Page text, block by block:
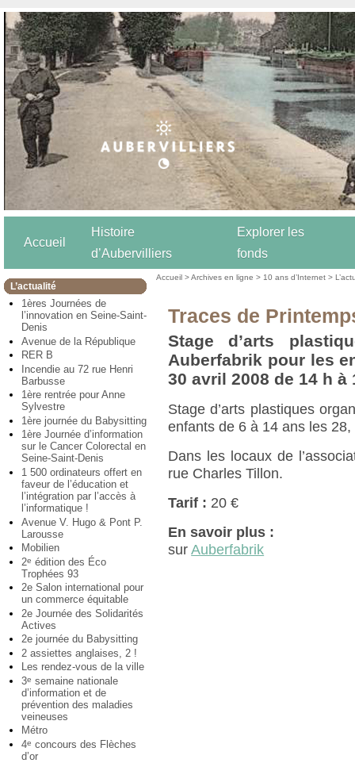
Accueil
Histoire
d’Aubervilliers
Explorer les
fonds
L’actualité
1ères Journées de
l’innovation en Seine-Saint-
Denis
Avenue de la République
RER B
Incendie au 72 rue Henri
Barbusse
1ère rentrée pour Anne
Sylvestre
1ère journée du Babysitting
1ère Journée d’information
sur le Cancer Colorectal en
Seine-Saint-Denis
1 500 ordinateurs offert en
faveur de l’éducation et
l’intégration par l’accès à
l’informatique !
Avenue V. Hugo & Pont P.
Larousse
Mobilien
2e édition des Éco
Trophées 93
2e Salon international pour
un commerce équitable
2e Journée des Solidarités
Actives
2e journée du Babysitting
2 assiettes anglaises, 2 !
Les rendez-vous de la ville
3e semaine nationale
d’information et de
prévention des maladies
veineuses
Métro
4e concours des Flèches
d’or
Accueil >Archives en ligne > 10 ans d’Internet >
Traces de
Stage d’arts
Auberfabrik pour les
30 avril 2008 de 14 h à
Stage d’arts plastiques
enfants de 6 à 14 ans les
Dans les locaux de
rue Charles Tillon.
Tarif : 20 €
En savoir plus :
surAuberfabrik